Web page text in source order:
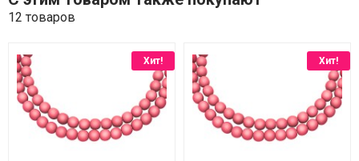
12 товаров
Хит! Хит!